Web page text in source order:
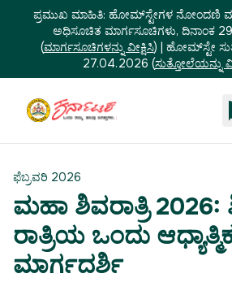
ಪ್ರಮುಖ ಮಾಹಿತಿ: ಹೋಮ್‌ಸ್ಟೇಗಳ ನೋಂದಣಿ
ಅಧಿಸೂಚಿತ ಮಾರ್ಗಸೂಚಿಗಳು, ದಿನಾಂಕ
(ಮಾರ್ಗಸೂಚಿಗಳನ್ನು ವೀಕ್ಷಿಸಿ) | ಹೋಮ್‌ಸ್ಟೇ
27.04.2026 (ಸುತ್ತೋಲೆಯನ್ನು
ಫೆಬ್ರವರಿ 2026
ಮಹಾ ಶಿವರಾತ್ರಿ
ರಾತ್ರಿಯ ಒಂದು
ಮಾರ್ಗದರ್ಶಿ